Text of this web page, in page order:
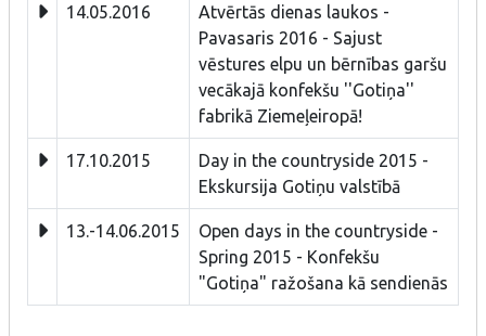
14.05.2016
Atvērtās dienas laukos -
Pavasaris 2016 - Sajust
vēstures elpu un bērnības garšu
vecākajā konfekšu ''Gotiņa''
fabrikā Ziemeļeiropā!
17.10.2015
Day in the countryside 2015 -
Ekskursija Gotiņu valstībā
13.-14.06.2015
Open days in the countryside -
Spring 2015 - Konfekšu
"Gotiņa" ražošana kā sendienās